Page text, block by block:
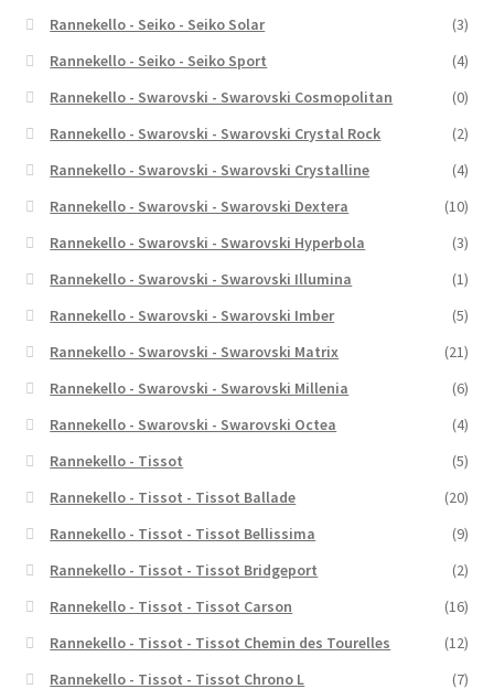
Rannekello - Seiko - Seiko Solar
(3)
Rannekello - Seiko - Seiko Sport
(4)
Rannekello - Swarovski - Swarovski Cosmopolitan
(0)
Rannekello - Swarovski - Swarovski Crystal Rock
(2)
Rannekello - Swarovski - Swarovski Crystalline
(4)
Rannekello - Swarovski - Swarovski Dextera
(10)
Rannekello - Swarovski - Swarovski Hyperbola
(3)
Rannekello - Swarovski - Swarovski Illumina
(1)
Rannekello - Swarovski - Swarovski Imber
(5)
Rannekello - Swarovski - Swarovski Matrix
(21)
Rannekello - Swarovski - Swarovski Millenia
(6)
Rannekello - Swarovski - Swarovski Octea
(4)
Rannekello - Tissot
(5)
Rannekello - Tissot - Tissot Ballade
(20)
Rannekello - Tissot - Tissot Bellissima
(9)
Rannekello - Tissot - Tissot Bridgeport
(2)
Rannekello - Tissot - Tissot Carson
(16)
Rannekello - Tissot - Tissot Chemin des Tourelles
(12)
Rannekello - Tissot - Tissot Chrono L
(7)